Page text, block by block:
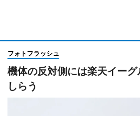
フォトフラッシュ
機体の反対側には楽天イー
しらう